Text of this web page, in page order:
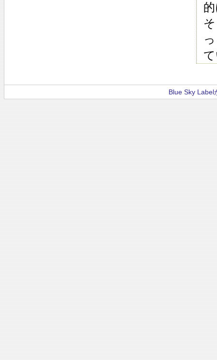
Blue Sky Label